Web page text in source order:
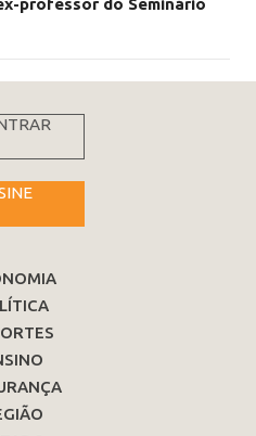
professor do Seminário